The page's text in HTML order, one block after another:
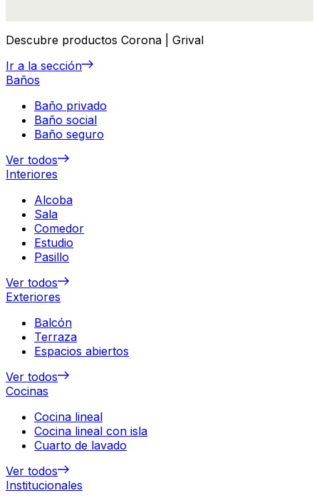
Descubre productos Corona | Grival
Ir a la sección
Baños
Baño privado
Baño social
Baño seguro
Ver todos
Interiores
Alcoba
Sala
Comedor
Estudio
Pasillo
Ver todos
Exteriores
Balcón
Terraza
Espacios abiertos
Ver todos
Cocinas
Cocina lineal
Cocina lineal con isla
Cuarto de lavado
Ver todos
Institucionales